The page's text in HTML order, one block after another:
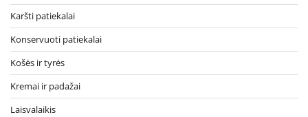
Karšti patiekalai
Konservuoti patiekalai
Košės ir tyrės
Kremai ir padažai
Laisvalaikis